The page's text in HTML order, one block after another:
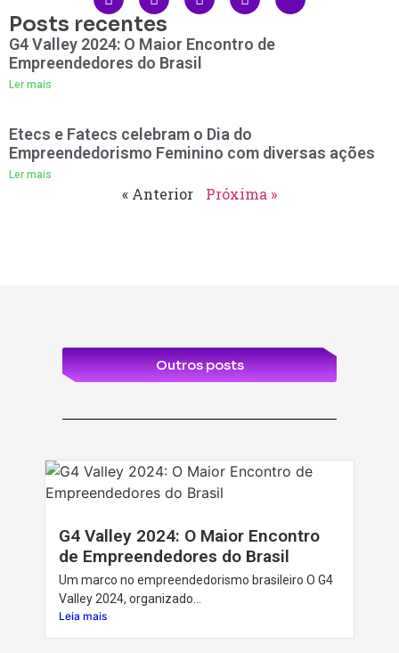
Posts recentes
G4 Valley 2024: O Maior Encontro de
Empreendedores do Brasil
Ler mais
Etecs e Fatecs celebram o Dia do
Empreendedorismo Feminino com diversas ações
Ler mais
« Anterior Próxima »
Outros posts
G4 Valley 2024: O Maior Encontro
de Empreendedores do Brasil
Um marco no empreendedorismo brasileiro O G4
Valley 2024, organizado...
Leia mais